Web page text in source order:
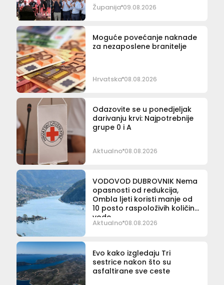
Županija 09.08.2026
Moguće povećanje naknade
za nezaposlene branitelje
Hrvatska 08.08.2026
Odazovite se u ponedjeljak
darivanju krvi: Najpotrebnije
grupe 0 i A
Aktualno 08.08.2026
VODOVOD DUBROVNIK Nema
opasnosti od redukcija,
Ombla ljeti koristi manje od
10 posto raspoloživih količina
vode
Aktualno 08.08.2026
Evo kako izgledaju Tri
sestrice nakon što su
asfaltirane sve ceste